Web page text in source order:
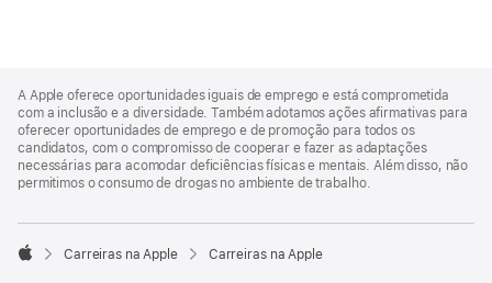
Footer
A Apple oferece oportunidades iguais de emprego e está comprometida
com a inclusão e a diversidade. Também adotamos ações afirmativas para
oferecer oportunidades de emprego e de promoção para todos os
candidatos, com o compromisso de cooperar e fazer as adaptações
necessárias para acomodar deficiências físicas e mentais. Além disso, não
permitimos o consumo de drogas no ambiente de trabalho.

Carreiras na Apple Carreiras na Apple